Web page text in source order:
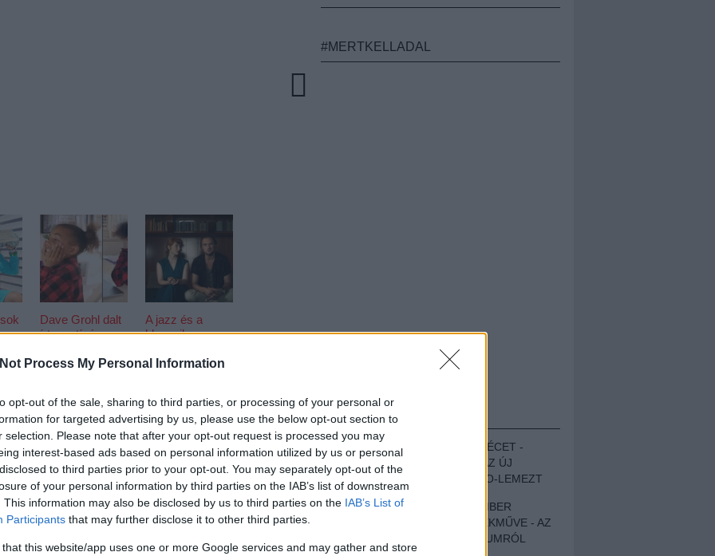
Process My Personal Information
opt-out of the sale, sharing to third parties, or processing of your personal or
for targeted advertising by us, please use the below opt-out section to
selection. Please note that after your opt-out request is processed you may
interest-based ads based on personal information utilized by us or personal
to third parties prior to your opt-out. You may separately opt-out of the
of your personal information by third parties on the IAB’s list of downstream
This information may also be disclosed by us to third parties on the IAB’s List of
Participants that may further disclose it to other third parties.
that this website/app uses one or more Google services and may gather and store
Dave Grohl dalt
írt egy tízéves
A jazz és a
klasszikus zene
némi füttyel -
#MERTKELLADAL
EZT HALLGASD!
MEGUGROTTÁK A LÉCET -
MEGHALLGATTUK AZ ÚJ
PROTEST THE HERO-LEMEZT
EGY DÜHÖS VÉNEMBER
UNIVERZÁLIS REMEKMŰVE - AZ
ÚJ BOB DYLAN-ALBUMRÓL